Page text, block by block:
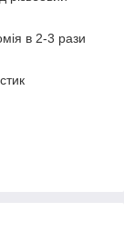
в 2-3 рази